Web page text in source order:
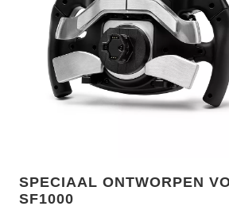
SPECIAAL ONTWORPEN
SF1000